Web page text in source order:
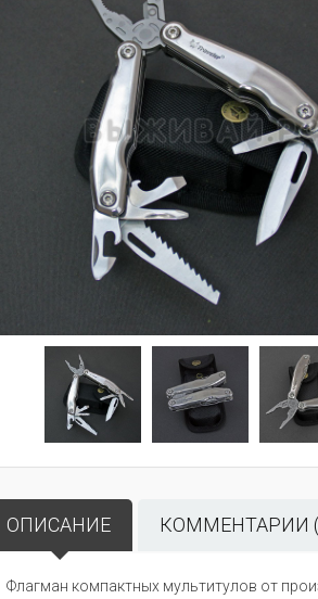
ОПИСАНИЕ КОММЕНТАРИИ
Флагман компактных мультитулов от